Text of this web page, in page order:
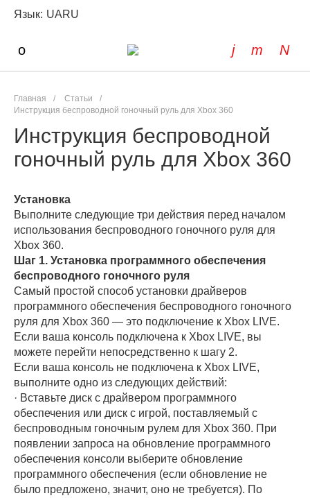
Язык: UARU
Главная / Статьи
/
Инструкция беспроводной гоночный руль для Xbox 360
Инструкция беспроводной
гоночный руль для Xbox 360
Установка
Выполните следующие три действия перед началом
использования беспроводного гоночного руля для
Xbox 360.
Шаг 1. Установка программного обеспечения
беспроводного гоночного руля
Самый простой способ установки драйверов
программного обеспечения беспроводного гоночного
руля для Xbox 360 — это подключение к Xbox LIVE.
Если ваша консоль подключена к Xbox LIVE, вы
можете перейти непосредственно к шагу 2.
Если ваша консоль не подключена к Xbox LIVE,
выполните одно из следующих действий:
· Вставьте диск с драйвером программного
обеспечения или диск с игрой, поставляемый с
беспроводным гоночным рулем для Xbox 360. При
появлении запроса на обновление программного
обеспечения консоли выберите обновление
программного обеспечения (если обновление не
было предложено, значит, оно не требуется). По